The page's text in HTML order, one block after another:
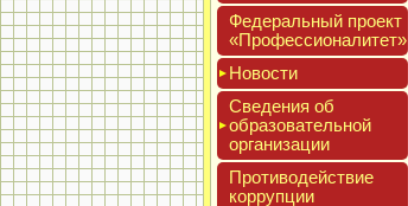
Феде­раль­ный про­ект
«Про­фес­си­она­литет»
Новос­ти
Све­дения об
об­ра­зова­тель­ной
ор­га­низа­ции
Про­тиво­дей­ствие
кор­рупции